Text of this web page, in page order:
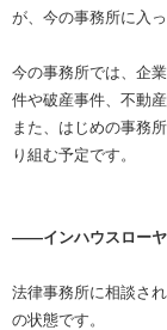
が、今の事務所に入
今の事務所では、企
件や破産事件、不動
また、はじめの事務
り組む予定です。
――インハウスローヤ
法律事務所に相談さ
の状態です。